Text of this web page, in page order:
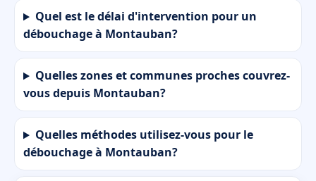
Quel est le délai d'intervention pour un
débouchage à Montauban?
Quelles zones et communes proches couvrez-
vous depuis Montauban?
Quelles méthodes utilisez-vous pour le
débouchage à Montauban?